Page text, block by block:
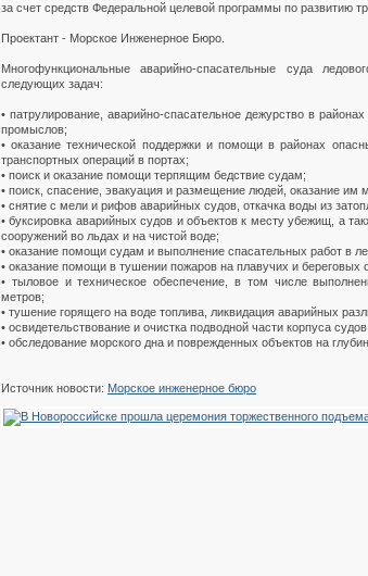
за счет средств Федеральной целевой программы по развитию
Проектант - Морское Инженерное Бюро.
Многофункциональные аварийно-спасательные суда
следующих задач:
• патрулирование, аварийно-спасательное дежурство в
промыслов;
• оказание технической поддержки и помощи в районах
транспортных операций в портах;
• поиск и оказание помощи терпящим бедствие судам;
• поиск, спасение, эвакуация и размещение людей, оказание им
• снятие с мели и рифов аварийных судов, откачка воды из
• буксировка аварийных судов и объектов к месту убежищ, а
сооружений во льдах и на чистой воде;
• оказание помощи судам и выполнение спасательных работ в
• оказание помощи в тушении пожаров на плавучих и береговых
• тыловое и техническое обеспечение, в том числе
метров;
• тушение горящего на воде топлива, ликвидация аварийных
• освидетельствование и очистка подводной части корпуса
• обследование морского дна и поврежденных объектов на
Источник новости: Морское инженерное бюро